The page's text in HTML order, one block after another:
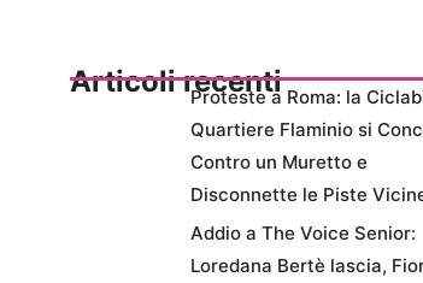
Articoli recenti
Proteste a Roma: la
Quartiere Flaminio si
Contro un Muretto e
Disconnette le Piste
Addio a The Voice Senior:
Loredana Bertè lascia,